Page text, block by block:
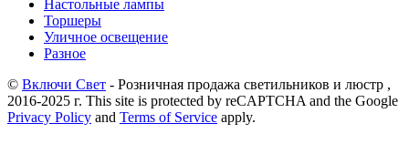
Настольные лампы
Торшеры
Уличное освещение
Разное
© Включи Свет - Розничная продажа светильников и люстр ,
2016-2025 г. This site is protected by reCAPTCHA and the Google
Privacy Policy and Terms of Service apply.